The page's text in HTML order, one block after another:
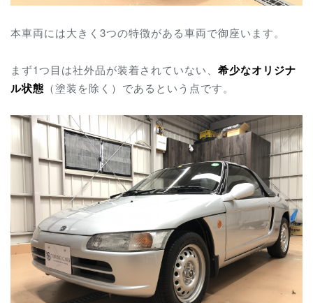
本車両には大きく3つの特徴がある車両で御座います。
まず1つ目は社外品が装着されていない、 希少なオリジナ
ル状態 （塗装を除く）であるという点です。